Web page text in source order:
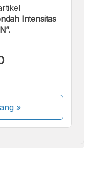
Intensitas
»
masih dalam